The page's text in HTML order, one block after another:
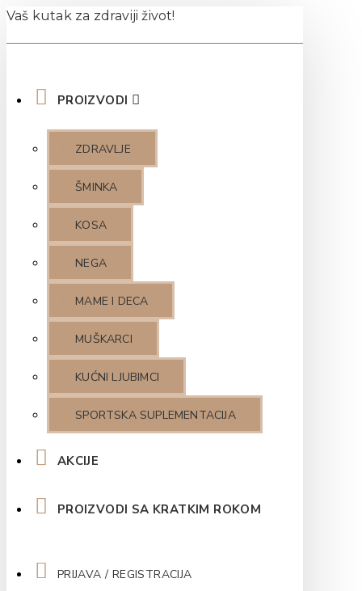
Vaš kutak za zdraviji život!
PROIZVODI
ZDRAVLJE
ŠMINKA
KOSA
NEGA
MAME I DECA
MUŠKARCI
KUĆNI LJUBIMCI
SPORTSKA SUPLEMENTACIJA
AKCIJE
PROIZVODI SA KRATKIM ROKOM
PRIJAVA / REGISTRACIJA